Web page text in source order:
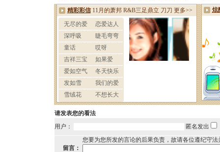
请发表您的看法
用户：
匿名发出
您要为您所发的言论的后果负责，故请各位遵纪守
留言：